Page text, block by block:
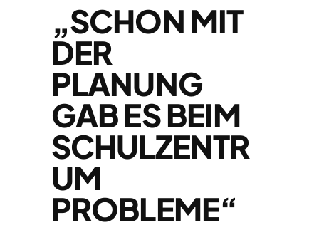
„SCHON MIT
DER
PLANUNG
GAB ES BEIM
SCHULZENTR
UM
PROBLEME“